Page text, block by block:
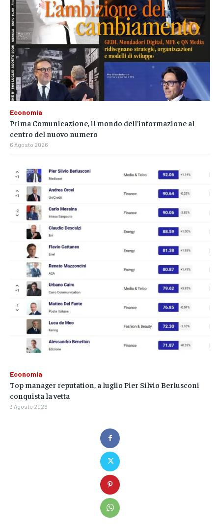
Economia
Prima Comunicazione, il mondo dell’informazione al
centro del nuovo numero
6 Agosto 2026
Economia
Top manager reputation, a luglio Pier Silvio Berlusconi
conquista la vetta
3 Agosto 2026